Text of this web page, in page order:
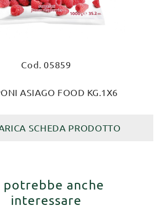
Cod. 05859
ASIAGO FOOD KG.1X6
SCHEDA PRODOTTO
potrebbe anche
interessare